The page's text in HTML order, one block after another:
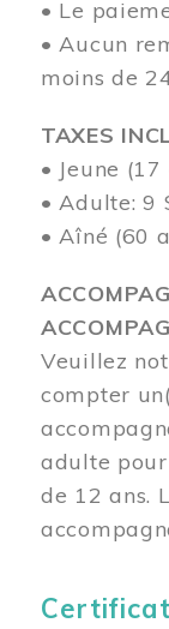
• Le
• Aucun
moins de
TAXES
• Jeune
• Adulte: 9
• Aîné (60
Veuillez
compter
adulte
de 12 ans.